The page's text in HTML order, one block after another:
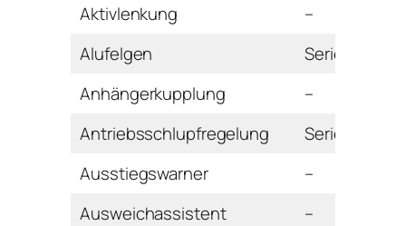
Aktivlenkung
–
Alufelgen
Serie
Anhängerkupplung
–
Antriebsschlupfregelung
Serie
Ausstiegswarner
–
Ausweichassistent
–